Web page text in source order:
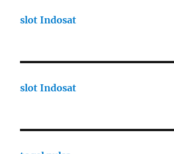
slot Indosat
slot Indosat